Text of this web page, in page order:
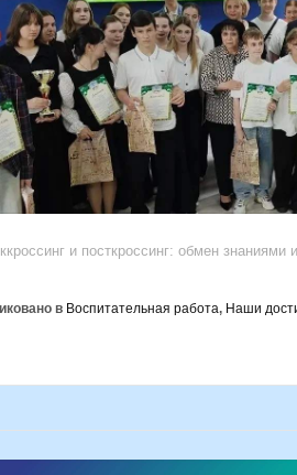
и посткроссинг: обмен знаниями
в Воспитательная работа, Наши